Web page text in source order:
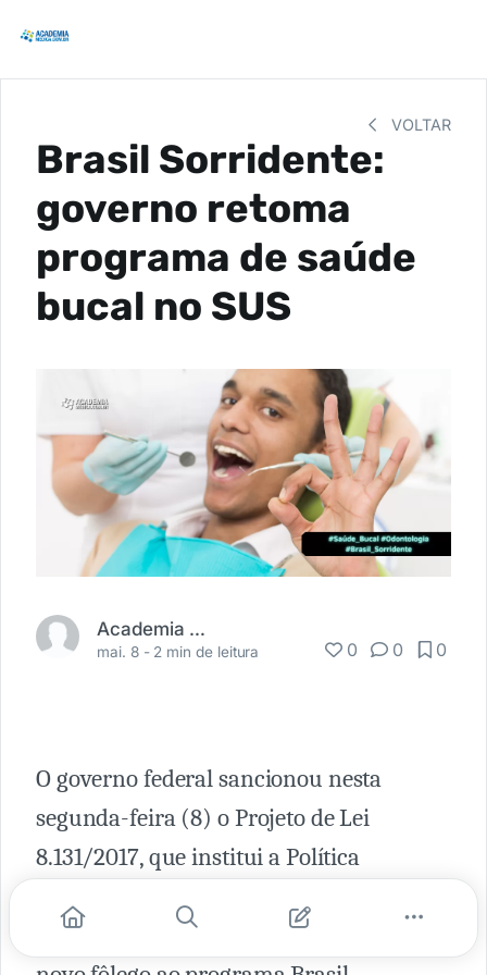
VOLTAR
Brasil Sorridente:
governo retoma
programa de saúde
bucal no SUS
Academia Médica
mai. 8 - 2 min de leitura 0 0 0
O governo federal sancionou nesta
segunda-feira (8) o Projeto de Lei
8.131/2017, que institui a Política
Sistema Único de Saúde (SUS), dando um